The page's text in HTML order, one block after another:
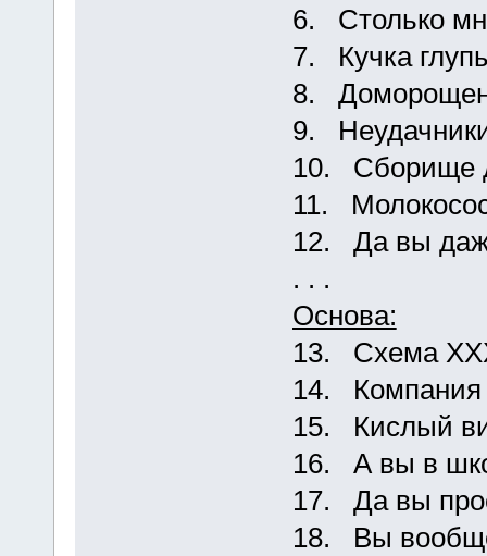
6. Столько
7. Кучка
8.
9.
10. Сборище
11.
12. Да вы
. . .
Основа:
13. Схема
14.
15. Кислый
16. А вы в
17. Да вы
18. Вы